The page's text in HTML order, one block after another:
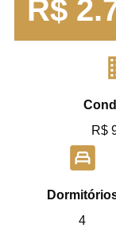
R$
R$
bedroom_child
4